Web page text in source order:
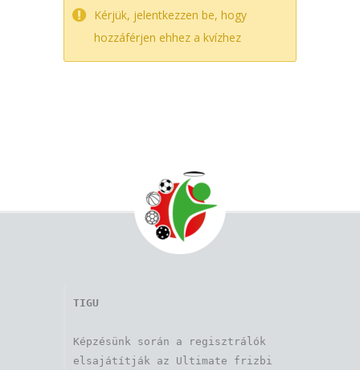
Kérjük, jelentkezzen be, hogy
hozzáférjen ehhez a kvízhez
TIGU
Képzésünk során a regisztrálók
elsajátítják az Ultimate frizbi